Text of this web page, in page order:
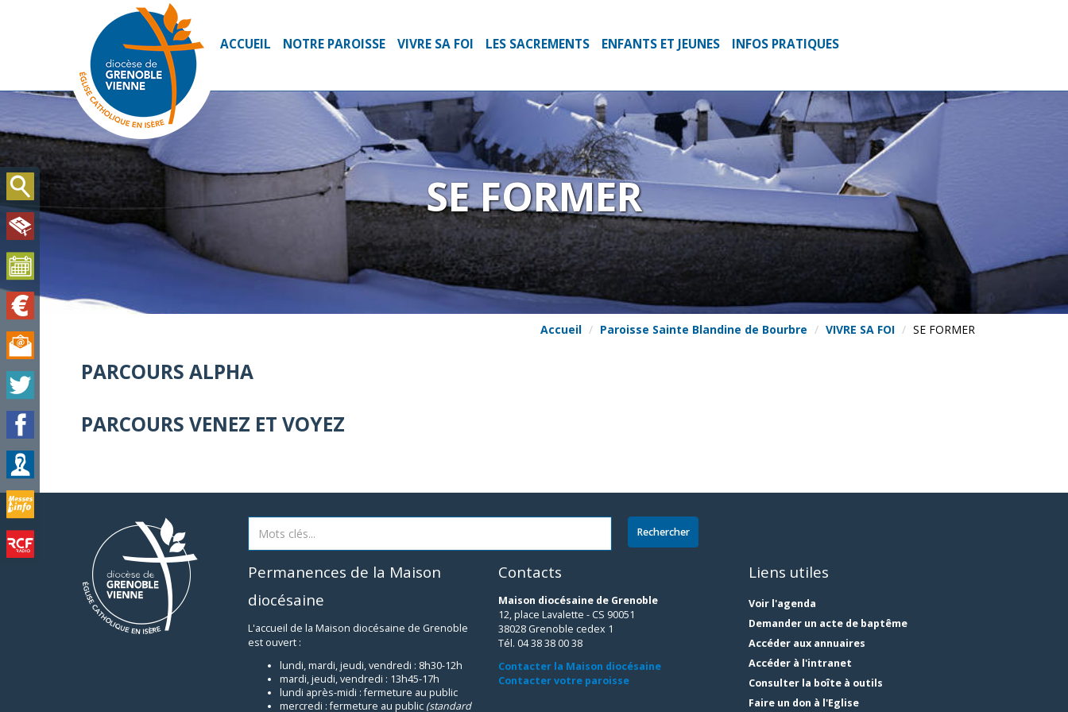
SE FORMER
Accueil Paroisse Sainte Blandine de Bourbre VIVRE SA FOI SE FORMER
PARCOURS ALPHA
PARCOURS VENEZ ET VOYEZ
Permanences de la Maison
diocésaine
L'accueil de la Maison diocésaine de Grenoble
est ouvert :
lundi, mardi, jeudi, vendredi : 8h30-12h
mardi, jeudi, vendredi : 13h45-17h
lundi après-midi : fermeture au public
mercredi : fermeture au public (standard
Contacts
Maison diocésaine de Grenoble
12, place Lavalette - CS 90051
38028 Grenoble cedex 1
Tél. 04 38 38 00 38
Contacter la Maison diocésaine
Contacter votre paroisse
Liens utiles
Voir l'agenda
Demander un acte de baptême
Accéder aux annuaires
Accéder à l'intranet
Consulter la boîte à outils
Faire un don à l'Eglise
ACCUEIL NOTRE PAROISSE VIVRE SA FOI LES SACREMENTS ENFANTS ET JEUNES INFOS PRATIQUES